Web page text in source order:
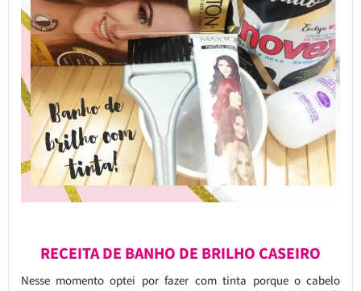
RECEITA DE BANHO DE BRILHO CASEIRO
Nesse momento optei por fazer com tinta porque o cabelo